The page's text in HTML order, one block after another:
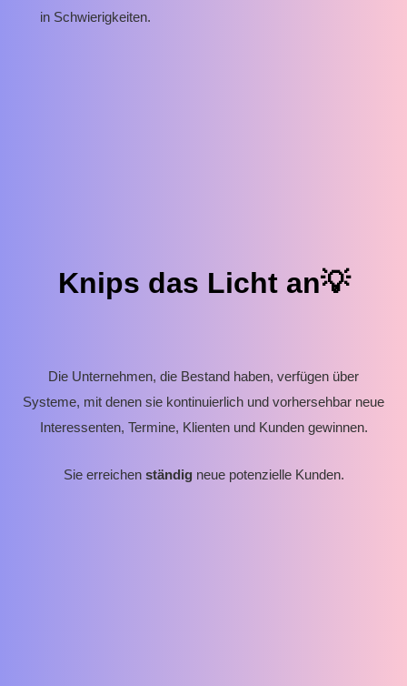
in Schwierigkeiten.
Knips das Licht an💡
Die Unternehmen, die Bestand haben, verfügen über
Systeme, mit denen sie kontinuierlich und vorhersehbar neue
Interessenten, Termine, Klienten und Kunden gewinnen.
Sie erreichen ständigneue potenzielle Kunden.